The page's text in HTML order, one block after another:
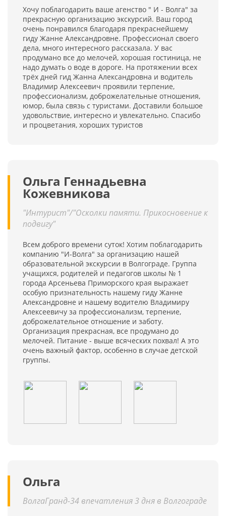
Хочу поблагодарить ваше агенство " И - Волга" за
прекрасную организацию экскурсий. Ваш город
очень понравился благодаря прекраснейшему
гиду Жанне Александровне. Профессионал своего
дела, много интересного рассказала. У вас
продумано все до мелочей, хорошая гостиница, не
надо думать о воде в дороге. На протяжении всех
трёх дней гид Жанна Александровна и водитель
Владимир Алексеевич проявили терпение,
профессионализм, доброжелательные отношения,
юмор, была связь с туристами. Доставили большое
удовольствие, интересно и увлекательно. Спасибо
и процветания, хороших туристов
Ольга Геннадьевна
Кожевникова
"Интурист"/"Осколки памяти. Прикосновение к
подвигу"
Всем доброго времени суток! Хотим поблагодарить
компанию "И-Волга" за организацию нашей
образовательной экскурсии в Волгограде. Группа
учащихся, родителей и педагогов школы № 1
города Арсеньева Приморского края выражает
особую признательность нашему гиду Жанне
Александровне и нашему водителю Владимиру
Алексеевичу за профессионализм, терпение,
доброжелательное отношение и заботу.
Организация прекрасная, все продумано до
мелочей. Питание - выше всяческих похвал! А это
очень важный фактор, особенно в случае детской
группы.
Ольга
ВолгаГранд-34 впечатления 3 дня в Волгограде